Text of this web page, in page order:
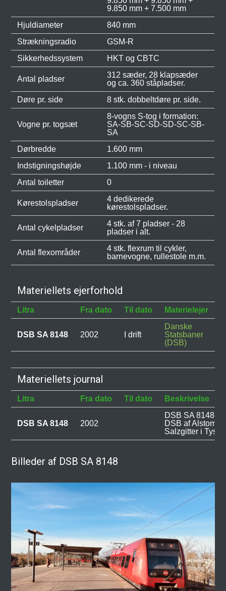
9.850 mm + 7.500 mm
Hjuldiameter
840 mm
Strækningsradio
GSM-R
Sikkerhedssystem
HKT og CBTC
Antal pladser
312 sæder, 28 klapsæder
og ca. 360 ståpladser.
Døre pr. side
8 stk. dobbeltdøre pr. side.
Vogne pr. togsæt
8-vogns S-tog i formation:
SA-SB-SC-SD-SD-SC-SB-
SA
Dørbredde
1.600 mm
Indstigningshøjde
1.100 mm - i niveau
Antal toiletter
0
Kørestolspladser
4 dedikerede
kørestolspladser.
Antal cykelpladser
4 stk. af 7 pladser - 28
pladser i alt.
Antal flexområder
4 stk. flexrum til cykler,
barnevogne, rullestole m.m.
Materiellets ejerforhold
Litra Fra dato Til dato Materielejer
DSB SA 8148 2002 I drift
Danske
Statsbaner
(DSB)
Materiellets journal
Litra Fra dato Til dato Beskrivelse
DSB SA 8148 2002
DSB SA 8148
DSB af Alstom
Salzgitter i
Billeder af DSB SA 8148